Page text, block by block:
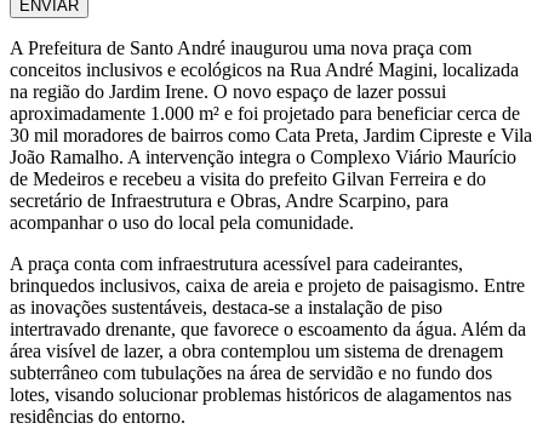
ENVIAR
A Prefeitura de Santo André inaugurou uma nova praça com
conceitos inclusivos e ecológicos na Rua André Magini, localizada
na região do Jardim Irene. O novo espaço de lazer possui
aproximadamente 1.000 m² e foi projetado para beneficiar cerca de
30 mil moradores de bairros como Cata Preta, Jardim Cipreste e Vila
João Ramalho. A intervenção integra o Complexo Viário Maurício
de Medeiros e recebeu a visita do prefeito Gilvan Ferreira e do
secretário de Infraestrutura e Obras, Andre Scarpino, para
acompanhar o uso do local pela comunidade.
A praça conta com infraestrutura acessível para cadeirantes,
brinquedos inclusivos, caixa de areia e projeto de paisagismo. Entre
as inovações sustentáveis, destaca-se a instalação de piso
intertravado drenante, que favorece o escoamento da água. Além da
área visível de lazer, a obra contemplou um sistema de drenagem
subterrâneo com tubulações na área de servidão e no fundo dos
lotes, visando solucionar problemas históricos de alagamentos nas
residências do entorno.